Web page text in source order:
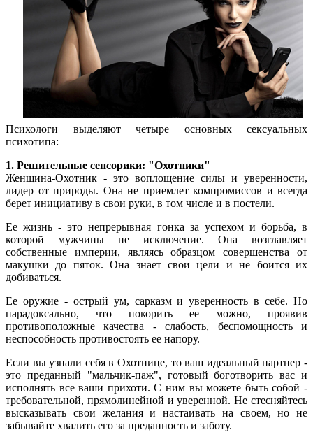
Психологи выделяют четыре основных сексуальных
психотипа:
1. Решительные сенсорики: "Охотники"
Женщина-Охотник - это воплощение силы и уверенности,
лидер от природы. Она не приемлет компромиссов и всегда
берет инициативу в свои руки, в том числе и в постели.
Ее жизнь - это непрерывная гонка за успехом и борьба, в
которой мужчины не исключение. Она возглавляет
собственные империи, являясь образцом совершенства от
макушки до пяток. Она знает свои цели и не боится их
добиваться.
Ее оружие - острый ум, сарказм и уверенность в себе. Но
парадоксально, что покорить ее можно, проявив
противоположные качества - слабость, беспомощность и
неспособность противостоять ее напору.
Если вы узнали себя в Охотнице, то ваш идеальный партнер -
это преданный "мальчик-паж", готовый боготворить вас и
исполнять все ваши прихоти. С ним вы можете быть собой -
требовательной, прямолинейной и уверенной. Не стесняйтесь
высказывать свои желания и настаивать на своем, но не
забывайте хвалить его за преданность и заботу.